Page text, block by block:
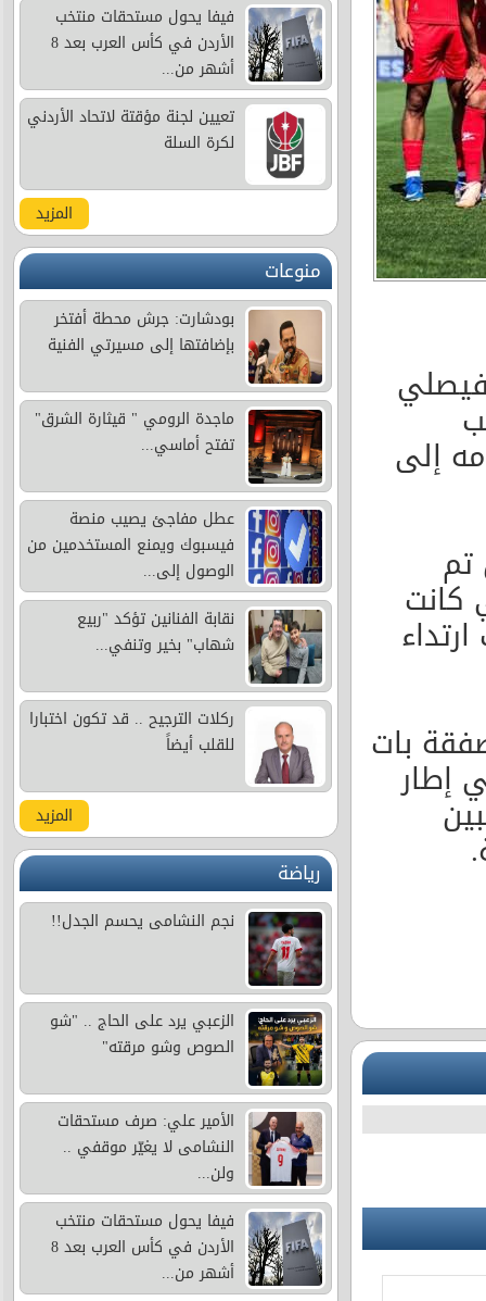
إلى
تم
كانت
بات
إطار
فيفا يحول مستحقات منتخب
الأردن في كأس العرب بعد 8
أشهر من...
تعيين لجنة مؤقتة لاتحاد الأردني
لكرة السلة
المزيد
منوعات
بودشارت: جرش محطة أفتخر
بإضافتها إلى مسيرتي الفنية
ماجدة الرومي " قيثارة الشرق"
تفتح أماسي...
عطل مفاجئ يصيب منصة
فيسبوك ويمنع المستخدمين من
الوصول إلى...
نقابة الفنانين تؤكد "ربيع
شهاب" بخير وتنفي...
ركلات الترجيح .. قد تكون اختبارا
للقلب أيضاً
المزيد
رياضة
نجم النشامى يحسم الجدل!!
الزعبي يرد على الحاج .. "شو
الصوص وشو مرقته"
الأمير علي: صرف مستحقات
النشامى لا يغيّر موقفي ..
ولن...
فيفا يحول مستحقات منتخب
الأردن في كأس العرب بعد 8
أشهر من...